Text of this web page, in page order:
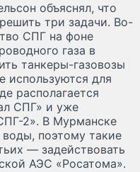
объяснял, что
три задачи. Во-
СПГ на фоне
газа в
танкеры-газовозы
используются для
располагается
СПГ» и уже
2». В Мурманске
поэтому такие
— задействовать
АЭС «Росатома».